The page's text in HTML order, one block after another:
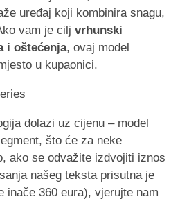
uređaj koji kombinira snagu,
vam je cilj vrhunski
i oštećenja, ovaj model
u kupaonici.
dolazi uz cijenu – model
što će za neke
ako se odvažite izdvojiti iznos
našeg teksta prisutna je
inače 360 eura), vjerujte nam